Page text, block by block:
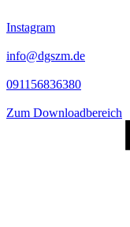
Instagram
info@dgszm.de
091156836380
Zum Downloadbereich